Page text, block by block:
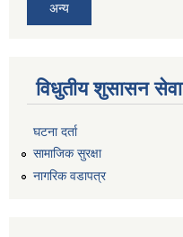
अन्य
विधुतीय शुसासन सेवा
घटना दर्ता
सामाजिक सुरक्षा
नागरिक वडापत्र